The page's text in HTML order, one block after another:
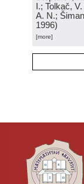
I.; Tolkač,
A. N.;
1996)
[more]